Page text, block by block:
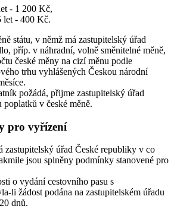
- 1 200 Kč,
let - 400 Kč.
státu, v němž má zastupitelský úřad
příp. v náhradní, volně směnitelné měně,
české měny na cizí měnu podle
trhu vyhlášených Českou národní
požádá, přijme zastupitelský úřad
v české měně.
pro vyřízení
zastupitelský úřad České republiky v co
jsou splněny podmínky stanovené pro
o vydání cestovního pasu s
li žádost podána na zastupitelském úřadu
dnů.